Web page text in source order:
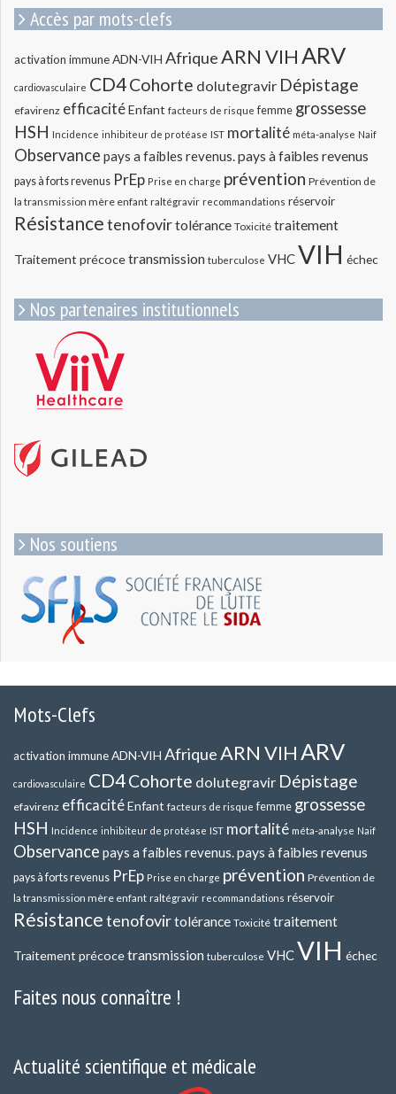
Accès par mots-clefs
activation immuneADN-VIH AfriqueARN VIHARV
cardiovasculaire CD4Cohorte dolutegravir Dépistage
efavirenz efficacitéEnfant facteurs de risque femme grossesse
HSH Incidence inhibiteur de protéase IST mortalité méta-analyse Naif
Observance pays a faibles revenus.pays à faibles revenus
pays à forts revenus PrEp Prise en charge prévention Prévention de
la transmission mère enfant raltégravir recommandations réservoir
Résistancetenofovirtolérance Toxicité traitement
Traitement précocetransmission tuberculose VHCVIH échec
Nos partenaires institutionnels
Nos soutiens
Mots-Clefs
activation immuneADN-VIH AfriqueARN VIHARV
cardiovasculaire CD4Cohorte dolutegravir Dépistage
efavirenz efficacitéEnfant facteurs de risque femme grossesse
HSH Incidence inhibiteur de protéase IST mortalité méta-analyse Naif
Observance pays a faibles revenus.pays à faibles revenus
pays à forts revenus PrEp Prise en charge prévention Prévention de
la transmission mère enfant raltégravir recommandations réservoir
Résistancetenofovirtolérance Toxicité traitement
Traitement précocetransmission tuberculose VHCVIH échec
Faites nous connaître !
Actualité scientifique et médicale